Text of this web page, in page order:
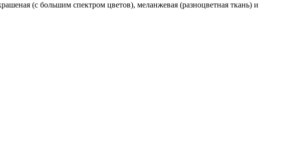
(с большим спектром цветов), меланжевая (разноцветная ткань) и